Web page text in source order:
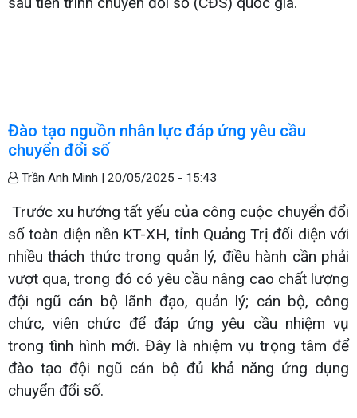
Đào tạo nguồn nhân lực đáp ứng yêu cầu
chuyển đổi số
Trần Anh Minh | 20/05/2025 - 15:43
Trước xu hướng tất yếu của công cuộc chuyển đổi
số toàn diện nền KT-XH, tỉnh Quảng Trị đối diện với
nhiều thách thức trong quản lý, điều hành cần phải
vượt qua, trong đó có yêu cầu nâng cao chất lượng
đội ngũ cán bộ lãnh đạo, quản lý; cán bộ, công
chức, viên chức để đáp ứng yêu cầu nhiệm vụ
trong tình hình mới. Đây là nhiệm vụ trọng tâm để
đào tạo đội ngũ cán bộ đủ khả năng ứng dụng
chuyển đổi số.